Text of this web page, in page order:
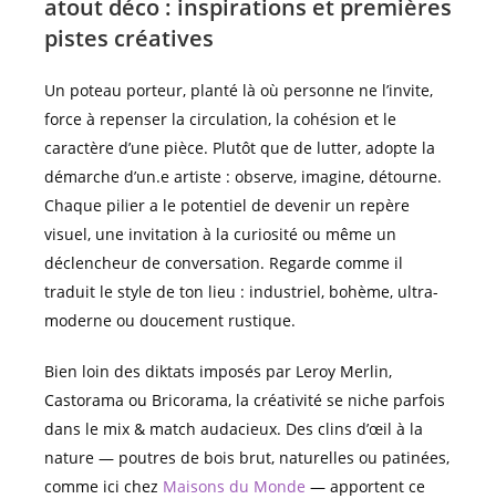
atout déco : inspirations et premières
pistes créatives
Un poteau porteur, planté là où personne ne l’invite,
force à repenser la circulation, la cohésion et le
caractère d’une pièce. Plutôt que de lutter, adopte la
démarche d’un.e artiste : observe, imagine, détourne.
Chaque pilier a le potentiel de devenir un repère
visuel, une invitation à la curiosité ou même un
déclencheur de conversation. Regarde comme il
traduit le style de ton lieu : industriel, bohème, ultra-
moderne ou doucement rustique.
Bien loin des diktats imposés par Leroy Merlin,
Castorama ou Bricorama, la créativité se niche parfois
dans le mix & match audacieux. Des clins d’œil à la
nature — poutres de bois brut, naturelles ou patinées,
comme ici chez Maisons du Monde — apportent ce